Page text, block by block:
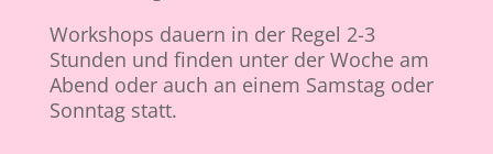
Workshops dauern in der Regel 2-3
Stunden und finden unter der Woche am
Abend oder auch an einem Samstag oder
Sonntag statt.